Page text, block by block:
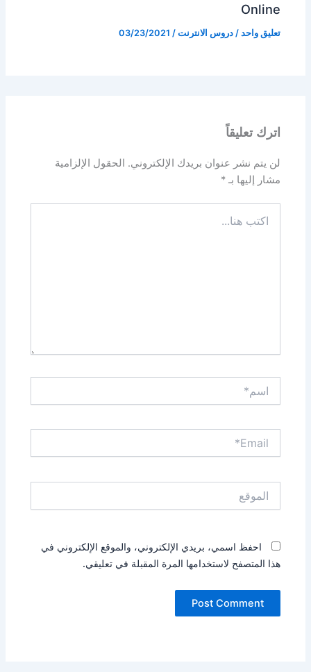
Online
تعليق واحد /دروس الانترنت /
03/23/2021
اترك تعليقاً
لن يتم نشر عنوان بريدك الإلكتروني. الحقول الإلزامية
مشار إليها بـ*
هنا...
احفظ اسمي، بريدي الإلكتروني، والموقع الإلكتروني في
هذا المتصفح لاستخدامها المرة المقبلة في تعليقي.